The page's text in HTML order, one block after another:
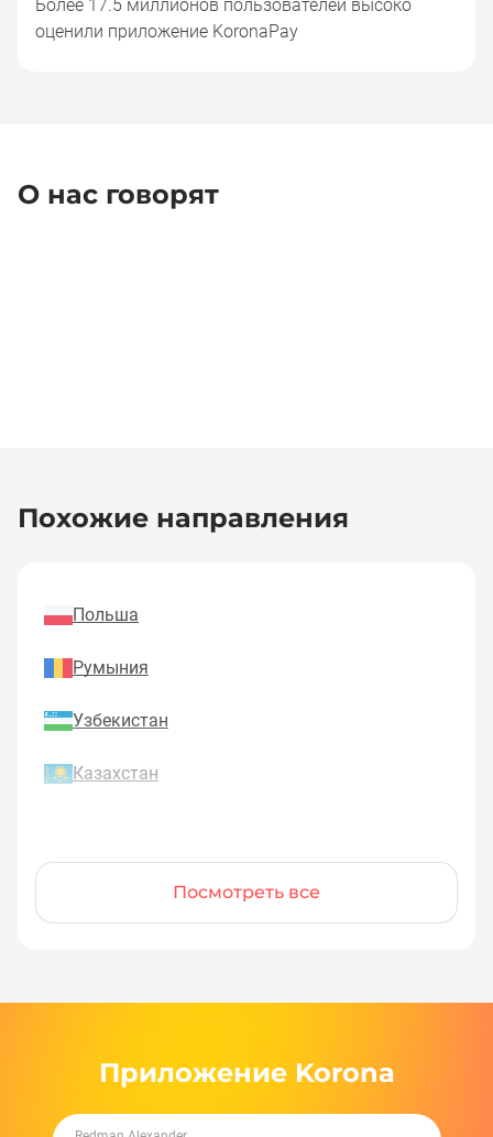
Более 17.5 миллионов пользователей высоко
оценили приложение KoronaPay
О нас говорят
Похожие направления
Польша
Румыния
Узбекистан
Казахстан
Посмотреть все
Приложение Korona
Redman Alexander